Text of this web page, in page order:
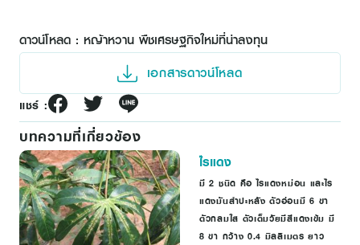
ดาวน์โหลด : หญ้าหวาน พืชเศรษฐกิจใหม่ที่น่าลงทุน
เอกสารดาวน์โหลด
แชร์ :
บทความที่เกี่ยวข้อง
ไรแดง
มี 2 ชนิด คือ ไรแดงหม่อน และไร
แดงมันสำปะหลัง ตัวอ่อนมี 6 ขา
ตัวกลมใส ตัวเต็มวัยมีสีแดงเข้ม มี
8 ขา กว้าง 0.4 มิลลิเมตร ยาว